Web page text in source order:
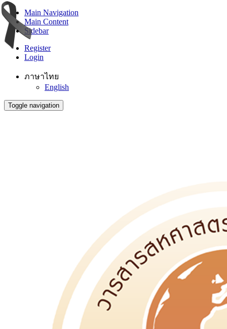
Main Navigation
Main Content
Sidebar
Register
Login
ภาษาไทย
English
Toggle navigation